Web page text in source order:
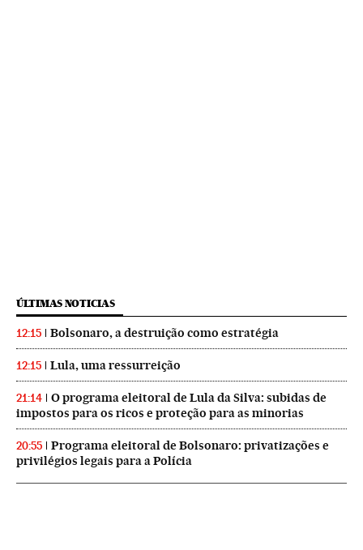
ÚLTIMAS NOTICIAS
12:15 Bolsonaro, a destruição como estratégia
12:15 Lula, uma ressurreição
21:14
O programa eleitoral de Lula da Silva: subidas de
impostos para os ricos e proteção para as minorias
20:55
Programa eleitoral de Bolsonaro: privatizações e
privilégios legais para a Polícia